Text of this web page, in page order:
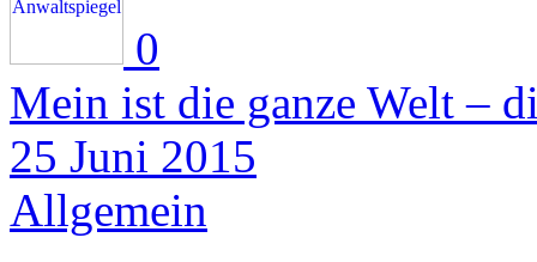
0
Mein ist die ganze Welt –
25 Juni 2015
Allgemein